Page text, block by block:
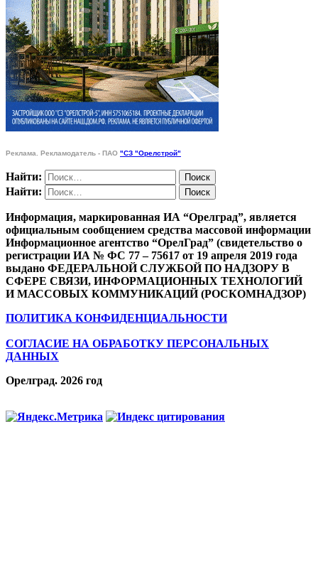
Реклама. Рекламодатель - ПАО "СЗ "Орелстрой"
Найти:
Найти:
Информация, маркированная ИА “Орелград”, является
официальным сообщением средства массовой информации
Информационное агентство “ОрелГрад” (свидетельство о
регистрации ИА № ФС 77 – 75617 от 19 апреля 2019 года
выдано ФЕДЕРАЛЬНОЙ СЛУЖБОЙ ПО НАДЗОРУ В
СФЕРЕ СВЯЗИ, ИНФОРМАЦИОННЫХ ТЕХНОЛОГИЙ
И МАССОВЫХ КОММУНИКАЦИЙ (РОСКОМНАДЗОР)
ПОЛИТИКА КОНФИДЕНЦИАЛЬНОСТИ
СОГЛАСИЕ НА ОБРАБОТКУ ПЕРСОНАЛЬНЫХ
ДАННЫХ
Орелград. 2026 год